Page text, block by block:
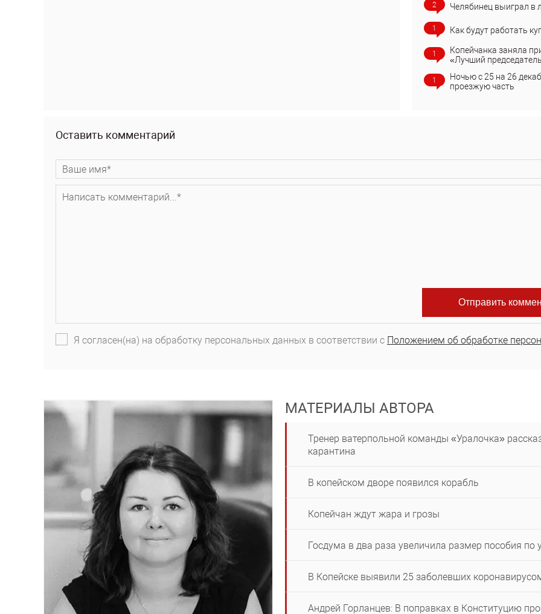
2 Челябинец выиграл в
1 Как будут работать
1
Копейчанка заняла
«Лучший
1
Ночью с 25 на 26
проезжую часть
Оставить комментарий
Я согласен(на) на обработку персональных данных в соответствии с Положением об обработке
МАТЕРИАЛЫ АВТОРА
Тренер ватерпольной команды «Уралочка»
карантина
В копейском дворе появился корабль
Копейчан ждут жара и грозы
Госдума в два раза увеличила размер пособия по
В Копейске выявили 25 заболевших
Андрей Горланцев: В поправках в Конституцию